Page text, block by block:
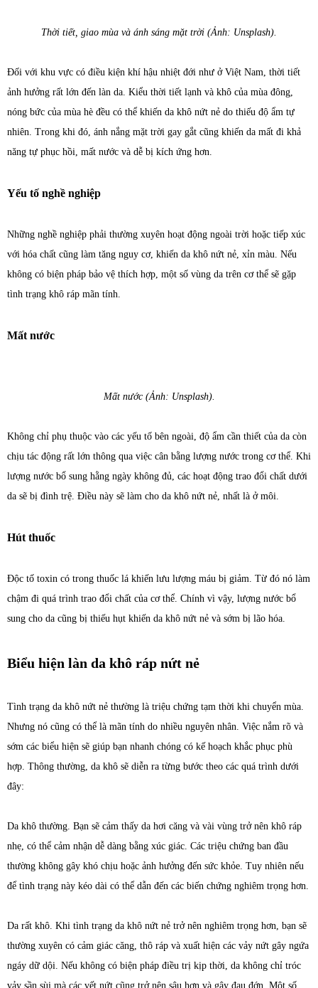
Thời tiết, giao mùa và ánh sáng mặt trời (Ảnh: Unsplash).
Đối với khu vực có điều kiện khí hậu nhiệt đới như ở Việt Nam, thời tiết
ảnh hưởng rất lớn đến làn da. Kiểu thời tiết lạnh và khô của mùa đông,
nóng bức của mùa hè đều có thể khiến da khô nứt nẻ do thiếu độ ẩm tự
nhiên. Trong khi đó, ánh nắng mặt trời gay gắt cũng khiến da mất đi khả
năng tự phục hồi, mất nước và dễ bị kích ứng hơn.
Yếu tố nghề nghiệp
Những nghề nghiệp phải thường xuyên hoạt động ngoài trời hoặc tiếp xúc
với hóa chất cũng làm tăng nguy cơ, khiến da khô nứt nẻ, xỉn màu. Nếu
không có biện pháp bảo vệ thích hợp, một số vùng da trên cơ thể sẽ gặp
tình trạng khô ráp mãn tính.
Mất nước
Mất nước (Ảnh: Unsplash).
Không chỉ phụ thuộc vào các yếu tố bên ngoài, độ ẩm cần thiết của da còn
chịu tác động rất lớn thông qua việc cân bằng lượng nước trong cơ thể. Khi
lượng nước bổ sung hằng ngày không đủ, các hoạt động trao đổi chất dưới
da sẽ bị đình trệ. Điều này sẽ làm cho da khô nứt nẻ, nhất là ở môi.
Hút thuốc
Độc tố toxin có trong thuốc lá khiến lưu lượng máu bị giảm. Từ đó nó làm
chậm đi quá trình trao đổi chất của cơ thể. Chính vì vậy, lượng nước bổ
sung cho da cũng bị thiếu hụt khiến da khô nứt nẻ và sớm bị lão hóa.
Biểu hiện làn da khô ráp nứt nẻ
Tình trạng da khô nứt nẻ thường là triệu chứng tạm thời khi chuyển mùa.
Nhưng nó cũng có thể là mãn tính do nhiều nguyên nhân. Việc nắm rõ và
sớm các biểu hiện sẽ giúp bạn nhanh chóng có kế hoạch khắc phục phù
hợp. Thông thường, da khô sẽ diễn ra từng bước theo các quá trình dưới
đây:
Da khô thường. Bạn sẽ cảm thấy da hơi căng và vài vùng trở nên khô ráp
nhẹ, có thể cảm nhận dễ dàng bằng xúc giác. Các triệu chứng ban đầu
thường không gây khó chịu hoặc ảnh hưởng đến sức khỏe. Tuy nhiên nếu
để tình trạng này kéo dài có thể dẫn đến các biến chứng nghiêm trọng hơn.
Da rất khô. Khi tình trạng da khô nứt nẻ trở nên nghiêm trọng hơn, bạn sẽ
thường xuyên có cảm giác căng, thô ráp và xuất hiện các vảy nứt gây ngứa
ngáy dữ dội. Nếu không có biện pháp điều trị kịp thời, da không chỉ tróc
vảy sần sùi mà các vết nứt cũng trở nên sâu hơn và gây đau đớn. Một số